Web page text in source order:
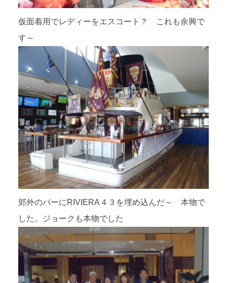
仮面着用でレディーをエスコート？ これも余興で
す～
郊外のバーにRIVIERA４３を埋め込んだ～ 本物で
した。ジョークも本物でした